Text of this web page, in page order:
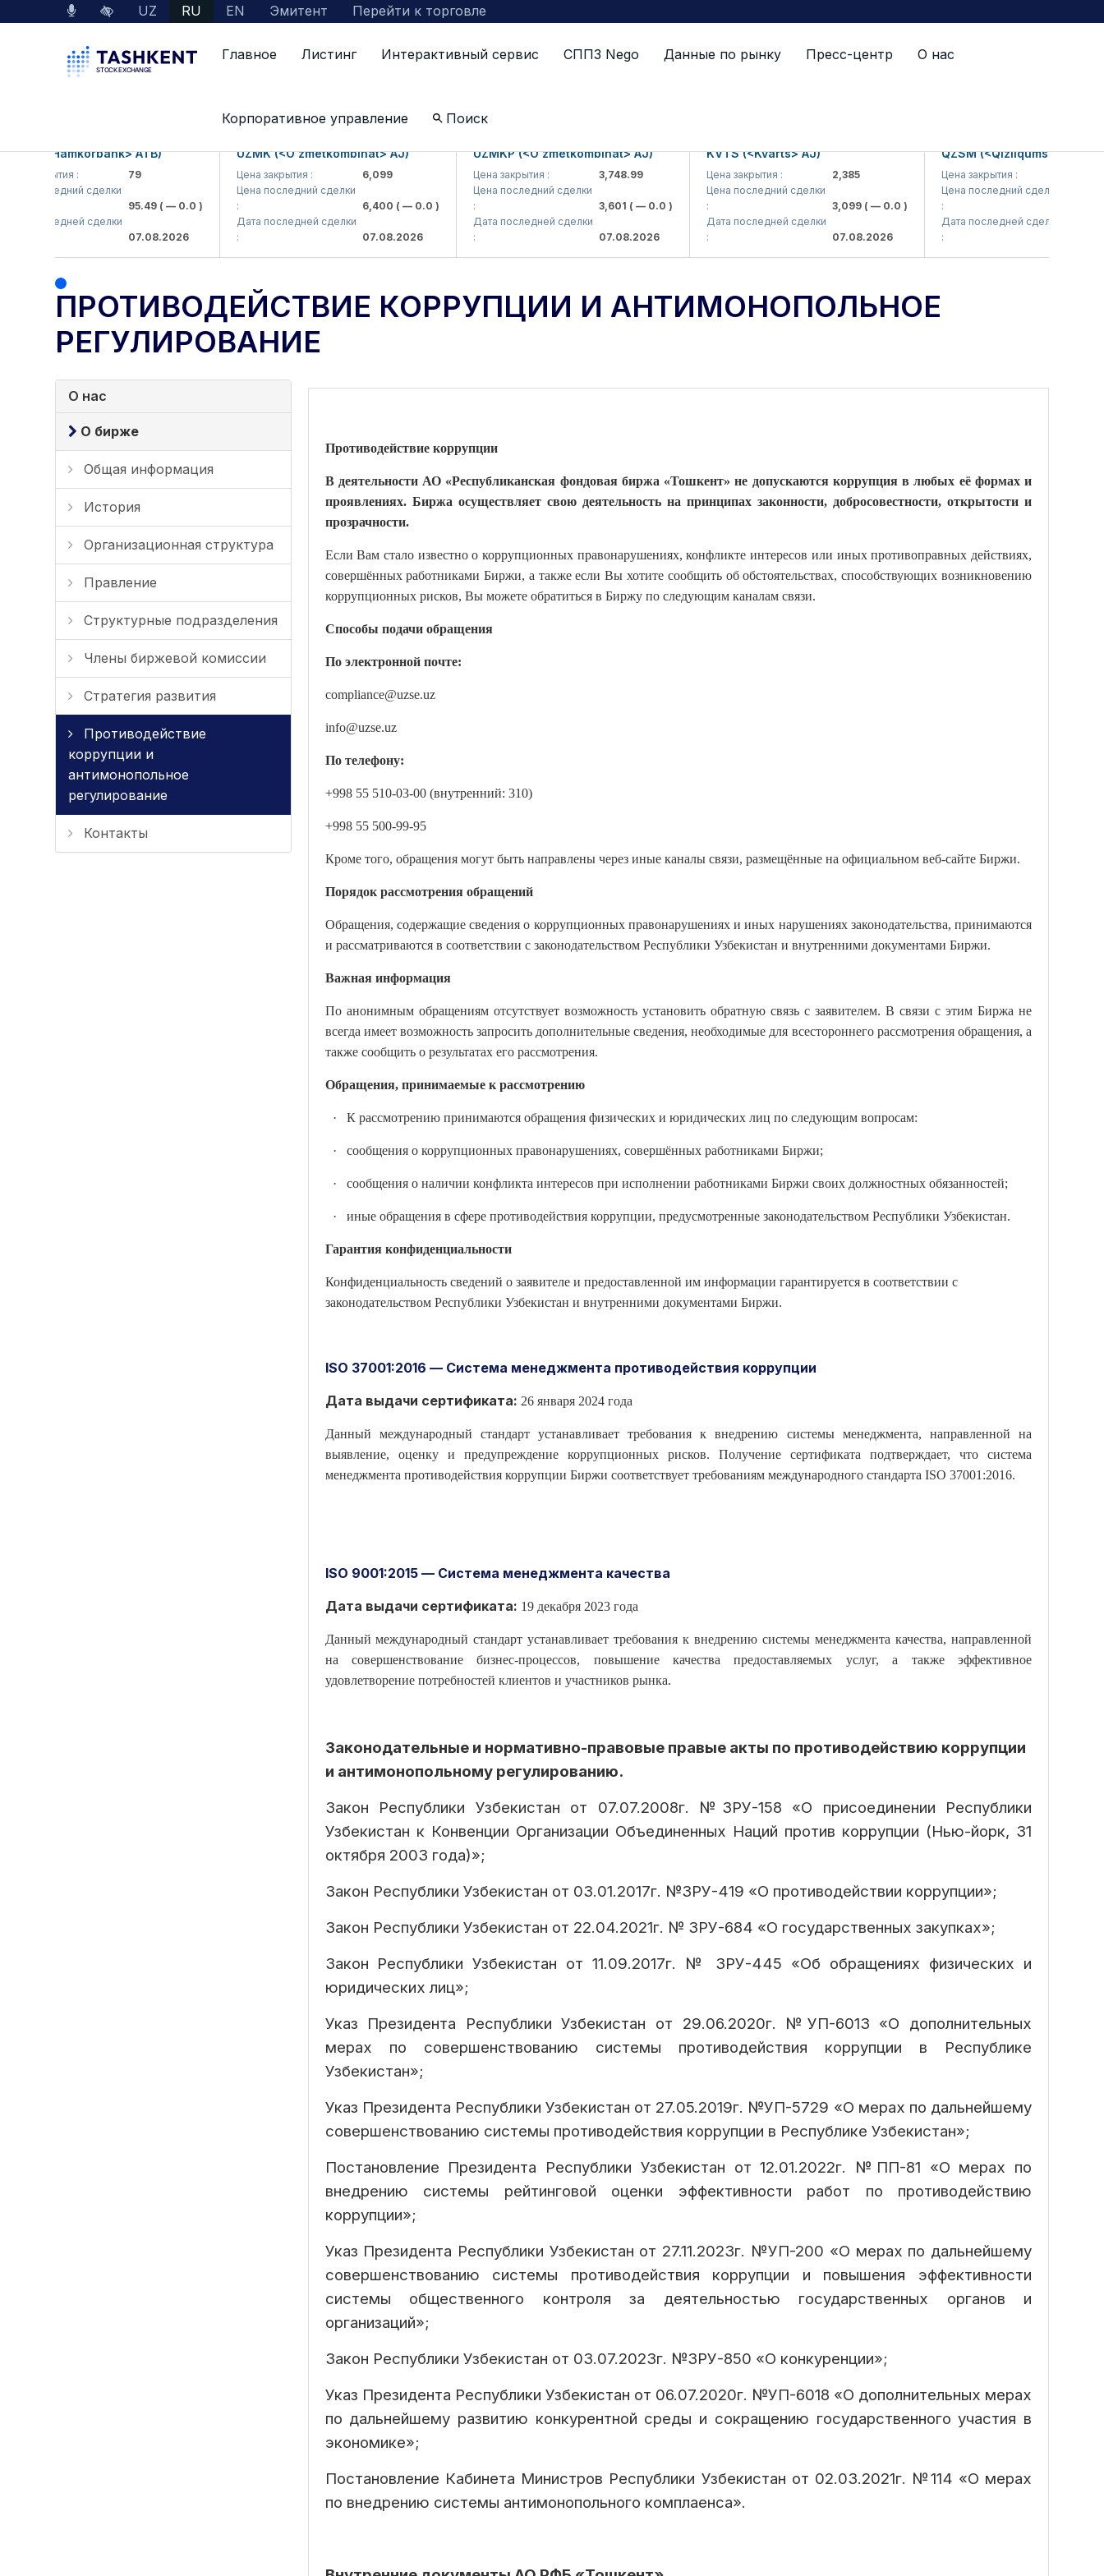
UZ RU EN Эмитент Перейти к торговле
Главное Листинг Интерактивный сервис СППЗ Nego Данные по рынку Пресс-центр О нас
Корпоративное управление Поиск
Противодействие коррупции и антимонопольное регулирование
(<Hamkorbank> ATB)
последний сделки
95.49( — 0.0 )
последней сделки
07.08.2026
UZMK (<O'zmetkombinat> AJ)
Цена закрытия :
6,099
Цена последний сделки
6,400( — 0.0 )
Дата последней сделки
07.08.2026
UZMKP (<O'zmetkombinat> AJ)
Цена закрытия :
3,748.99
Цена последний сделки
3,601( — 0.0 )
Дата последней сделки
07.08.2026
KVTS (<Kvarts> AJ)
Цена закрытия :
2,385
Цена последний сделки
3,099( — 0.0 )
Дата последней сделки
07.08.2026
QZSM (<Qizilqumsement> AJ)
Цена закрытия :
Цена последний сделки
Дата последней сделки
ПРОТИВОДЕЙСТВИЕ КОРРУПЦИИ И АНТИМОНОПОЛЬНОЕ
РЕГУЛИРОВАНИЕ
О нас
О бирже
Общая информация
История
Организационная структура
Правление
Структурные подразделения
Члены биржевой комиссии
Стратегия развития
Противодействие
коррупции и
антимонопольное
регулирование
Контакты
Противодействие коррупции
В деятельности АО «Республиканская фондовая биржа «Тошкент» не допускаются коррупция в любых её формах и
проявлениях. Биржа осуществляет свою деятельность на принципах законности, добросовестности, открытости и
прозрачности.
Если Вам стало известно о коррупционных правонарушениях, конфликте интересов или иных противоправных действиях,
совершённых работниками Биржи, а также если Вы хотите сообщить об обстоятельствах, способствующих возникновению
коррупционных рисков, Вы можете обратиться в Биржу по следующим каналам связи.
Способы подачи обращения
По электронной почте:
compliance@uzse.uz
info@uzse.uz
По телефону:
+998 55 510-03-00 (внутренний: 310)
+998 55 500-99-95
Кроме того, обращения могут быть направлены через иные каналы связи, размещённые на официальном веб-сайте Биржи.
Порядок рассмотрения обращений
Обращения, содержащие сведения о коррупционных правонарушениях и иных нарушениях законодательства, принимаются
и рассматриваются в соответствии с законодательством Республики Узбекистан и внутренними документами Биржи.
Важная информация
По анонимным обращениям отсутствует возможность установить обратную связь с заявителем. В связи с этим Биржа не
всегда имеет возможность запросить дополнительные сведения, необходимые для всестороннего рассмотрения обращения, а
также сообщить о результатах его рассмотрения.
Обращения, принимаемые к рассмотрению
· К рассмотрению принимаются обращения физических и юридических лиц по следующим вопросам:
· сообщения о коррупционных правонарушениях, совершённых работниками Биржи;
· сообщения о наличии конфликта интересов при исполнении работниками Биржи своих должностных обязанностей;
· иные обращения в сфере противодействия коррупции, предусмотренные законодательством Республики Узбекистан.
Гарантия конфиденциальности
Конфиденциальность сведений о заявителе и предоставленной им информации гарантируется в соответствии с
законодательством Республики Узбекистан и внутренними документами Биржи.
ISO 37001:2016 — Система менеджмента противодействия коррупции
Дата выдачи сертификата: 26 января 2024 года
Данный международный стандарт устанавливает требования к внедрению системы менеджмента, направленной на
выявление, оценку и предупреждение коррупционных рисков. Получение сертификата подтверждает, что система
менеджмента противодействия коррупции Биржи соответствует требованиям международного стандарта ISO 37001:2016.
ISO 9001:2015 — Система менеджмента качества
Дата выдачи сертификата: 19 декабря 2023 года
Данный международный стандарт устанавливает требования к внедрению системы менеджмента качества, направленной
на совершенствование бизнес-процессов, повышение качества предоставляемых услуг, а также эффективное
удовлетворение потребностей клиентов и участников рынка.
Законодательные и нормативно-правовые правые акты по противодействию коррупции
и антимонопольному регулированию.
Закон Республики Узбекистан от 07.07.2008г. №ЗРУ-158 «О присоединении Республики
Узбекистан к Конвенции Организации Объединенных Наций против коррупции (Нью-йорк, 31
октября 2003 года)»;
Закон Республики Узбекистан от 03.01.2017г. №ЗРУ-419 «О противодействии коррупции»;
Закон Республики Узбекистан от 22.04.2021г. № ЗРУ-684 «О государственных закупках»;
Закон Республики Узбекистан от 11.09.2017г. № ЗРУ-445 «Об обращениях физических и
юридических лиц»;
Указ Президента Республики Узбекистан от 29.06.2020г. №УП-6013 «О дополнительных
мерах по совершенствованию системы противодействия коррупции в Республике
Узбекистан»;
Указ Президента Республики Узбекистан от 27.05.2019г. №УП-5729 «О мерах по дальнейшему
совершенствованию системы противодействия коррупции в Республике Узбекистан»;
Постановление Президента Республики Узбекистан от 12.01.2022г. №ПП-81 «О мерах по
внедрению системы рейтинговой оценки эффективности работ по противодействию
коррупции»;
Указ Президента Республики Узбекистан от 27.11.2023г. №УП-200 «О мерах по дальнейшему
совершенствованию системы противодействия коррупции и повышения эффективности
системы общественного контроля за деятельностью государственных органов и
организаций»;
Закон Республики Узбекистан от 03.07.2023г. №ЗРУ-850 «О конкуренции»;
Указ Президента Республики Узбекистан от 06.07.2020г. №УП-6018 «О дополнительных мерах
по дальнейшему развитию конкурентной среды и сокращению государственного участия в
экономике»;
Постановление Кабинета Министров Республики Узбекистан от 02.03.2021г. №114 «О мерах
по внедрению системы антимонопольного комплаенса».